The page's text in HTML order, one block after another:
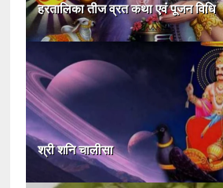
हरतालिका तीज व्रत कथा एवं पूजन विधि
श्री शनि चालीसा